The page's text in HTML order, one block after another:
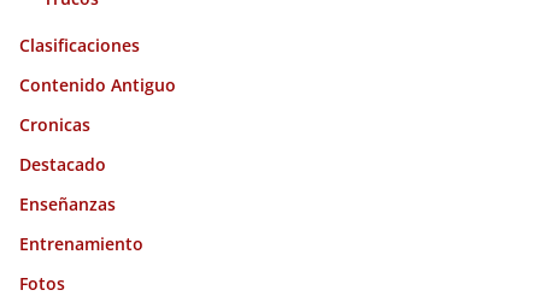
Clasificaciones
Contenido Antiguo
Cronicas
Destacado
Enseñanzas
Entrenamiento
Fotos